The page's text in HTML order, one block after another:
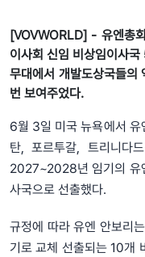
[VOVWORLD] - 유엔총
이사회 신임 비상임이사
무대에서 개발도상국들의
번 보여주었다.
6월 3일 미국 뉴욕에서
탄, 포르투갈, 트리니다
2027~2028년 임기의 유
사국으로 선출했다.
규정에 따라 유엔 안보리
기로 교체 선출되는 10개